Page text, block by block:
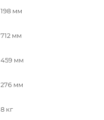
198 мм
712 мм
459 мм
276 мм
8 кг